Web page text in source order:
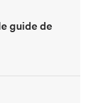
guide de